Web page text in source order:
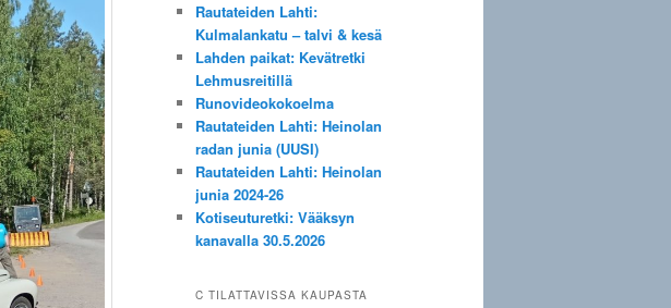
Rautateiden Lahti:
Kulmalankatu – talvi & kesä
Lahden paikat: Kevätretki
Lehmusreitillä
Runovideokokoelma
Rautateiden Lahti: Heinolan
radan junia (UUSI)
Rautateiden Lahti: Heinolan
junia 2024-26
Kotiseuturetki: Vääksyn
kanavalla 30.5.2026
C TILATTAVISSA KAUPASTA